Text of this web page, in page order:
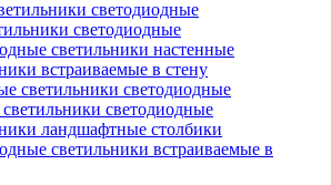
светодиодные
светильники настенные
встраиваемые в стену
светодиодные
ландшафтные столбики
светильники встраиваемые в